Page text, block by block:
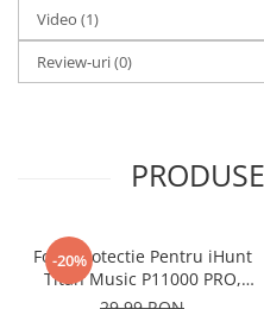
Foliile
aplicat
producerea
sticla pe care
este Nano
Acestag
SPARGEin
Video (1)
Review-uri(0)
-20%
Folie Protectie Pentru iHunt
Titan Music P11000 PRO,
VDOO